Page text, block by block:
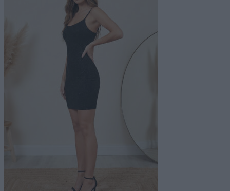
επιλεγούν